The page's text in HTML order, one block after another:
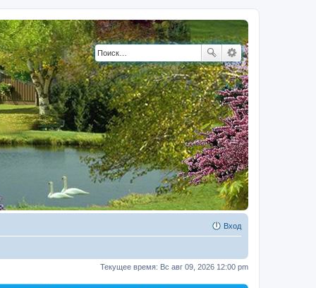
Вход
Текущее время: Вс авг 09, 2026 12:00 pm